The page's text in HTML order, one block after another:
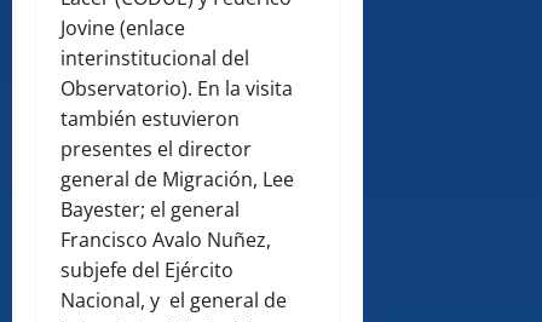
Jovine (enlace
interinstitucional del
Observatorio). En la visita
también estuvieron
presentes el director
general de Migración, Lee
Bayester; el general
Francisco Avalo Nuñez,
subjefe del Ejército
Nacional, y el general de